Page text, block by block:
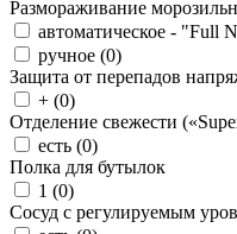
Размораживание
автоматическое - "Full
ручное (0)
Защита от перепадов
+ (0)
Отделение свежести
есть (0)
Полка для бутылок
1 (0)
Сосуд с регулируемым